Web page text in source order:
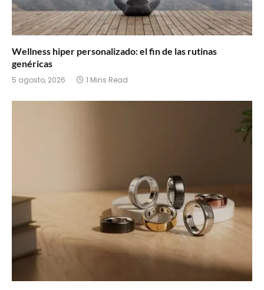
Wellness hiper personalizado: el fin de las rutinas
genéricas
5 agosto, 2026 1 Mins Read